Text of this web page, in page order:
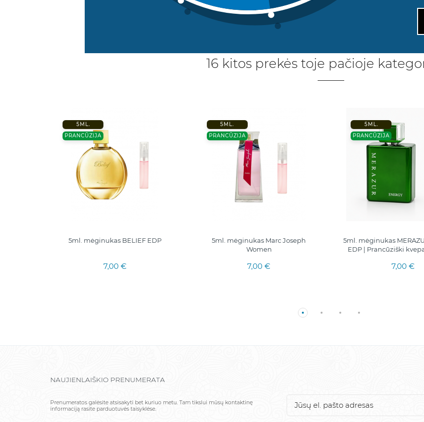
16 kitos prekės toje pačioje
5ML.
PRANCŪZIJA
5ml. mėginukas BELIEF EDP
7,00 €
5ML.
PRANCŪZIJA
5ml. mėginukas Marc Joseph
Women
7,00 €
5ML.
PRANCŪZIJA
5ml. mėginukas
EDP | Prancūziški
7,00 €
NAUJIENLAIŠKIO PRENUMERATA
Prenumeratos galėsite atsisakyti bet kuriuo metu. Tam tikslui mūsų kontaktinę
informaciją rasite parduotuvės taisyklėse.